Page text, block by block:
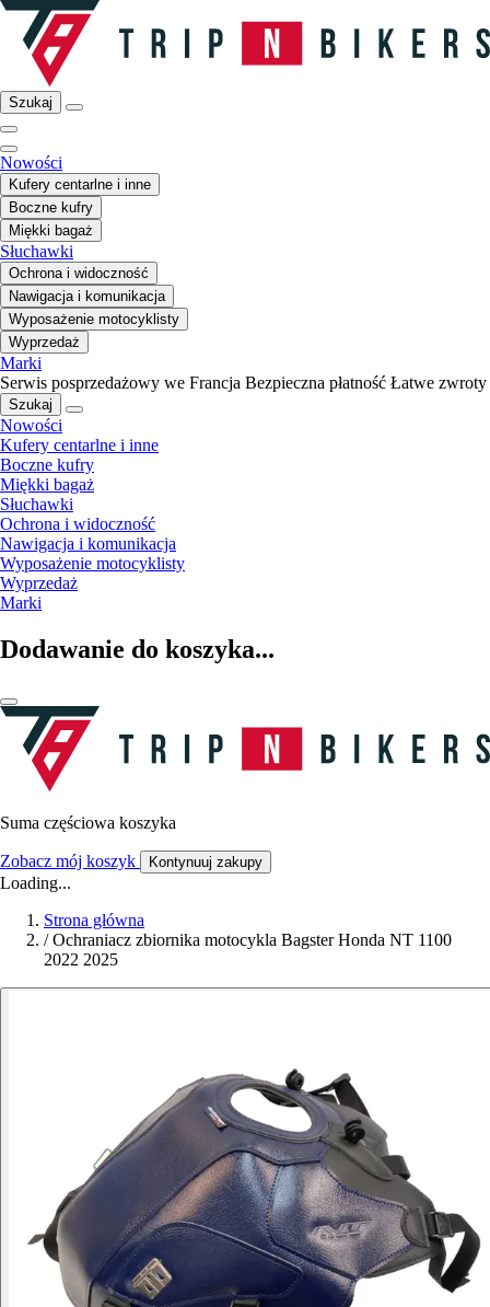
Szukaj
Nowości
Kufery centarlne i inne
Boczne kufry
Miękki bagaż
Słuchawki
Ochrona i widoczność
Nawigacja i komunikacja
Wyposażenie motocyklisty
Wyprzedaż
Marki
Serwis posprzedażowy we Francja Bezpieczna płatność Łatwe zwroty
Szukaj
Nowości
Kufery centarlne i inne
Boczne kufry
Miękki bagaż
Słuchawki
Ochrona i widoczność
Nawigacja i komunikacja
Wyposażenie motocyklisty
Wyprzedaż
Marki
Dodawanie do koszyka...
Suma częściowa koszyka
Zobacz mój koszyk Kontynuuj zakupy
Loading...
Strona główna
/ Ochraniacz zbiornika motocykla Bagster Honda NT 1100
2022 2025